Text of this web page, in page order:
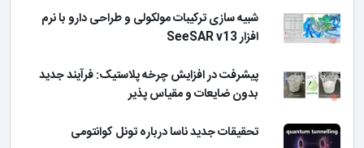
شبیه سازی ترکیبات مولکولی و طراحی دارو با نرم
افزار SeeSAR v13
پیشرفت در افزایش چرخه پلاستیک: فرآیند جدید
بدون ضایعات و مقیاس پذیر
تحقیقات جدید ناسا درباره تونل کوانتومی